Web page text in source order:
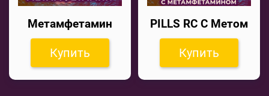
Метамфетамин
Купить
PILLS RC С Метом
Купить